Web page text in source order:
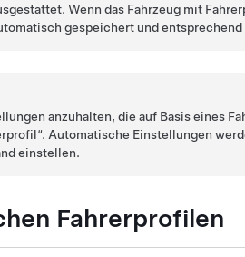
Wenn das Fahrzeug mit
gespeichert und
anzuhalten, die auf Basis eines
Automatische Einstellungen
einstellen.
Fahrerprofilen